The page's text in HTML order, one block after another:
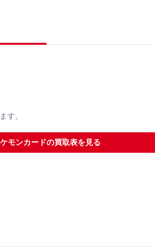
す。
モンカードの買取表を見る